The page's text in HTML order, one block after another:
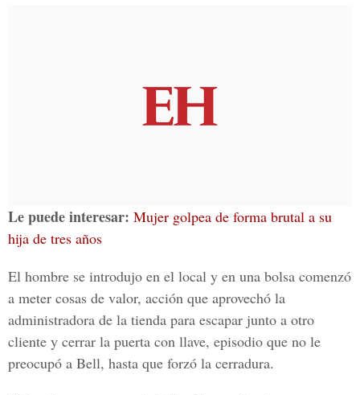
Le puede interesar: Mujer golpea de forma brutal a su
hija de tres años
El hombre se introdujo en el local y en una bolsa comenzó
a meter cosas de valor, acción que aprovechó la
administradora de la tienda para escapar junto a otro
cliente y cerrar la puerta con llave, episodio que no le
preocupó a Bell, hasta que forzó la cerradura.